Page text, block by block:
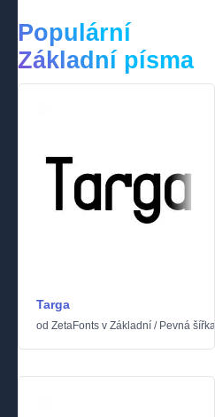
Populární
Základní písma
Targa
od ZetaFonts v Základní / Pevná šířka